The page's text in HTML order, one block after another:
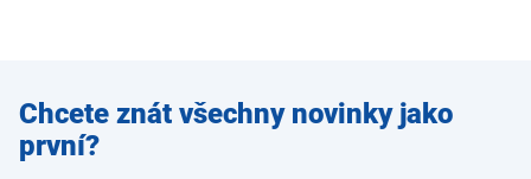
Zadejte
e-mail
Chcete znát všechny novinky jako
první?